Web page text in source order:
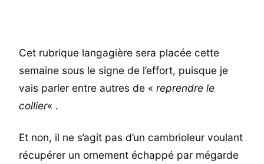
Cet rubrique langagière sera placée cette
semaine sous le signe de l’effort, puisque je
vais parler entre autres de « reprendre le
collier« .
Et non, il ne s’agit pas d’un cambrioleur voulant
récupérer un ornement échappé par mégarde